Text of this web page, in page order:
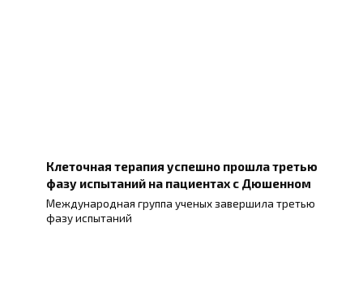
Клеточная терапия успешно прошла третью
фазу испытаний на пациентах с Дюшенном
Международная группа ученых завершила третью
фазу испытаний